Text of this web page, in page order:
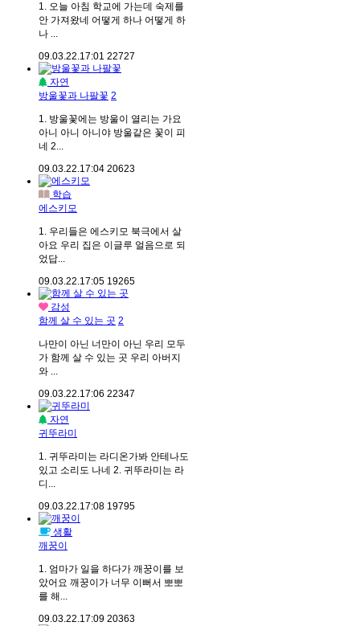
1. 오늘 아침 학교에 가는데 숙제를
안 가져왔네 어떻게 하나 어떻게 하
나 ...
09.03.22.17:01 22727
자연
방울꽃과 나팔꽃 2
1. 방울꽃에는 방울이 열리는 가요
아니 아니 아니야 방울같은 꽃이 피
네 2...
09.03.22.17:04 20623
학습
에스키모
1. 우리들은 에스키모 북극에서 살
아요 우리 집은 이글루 얼음으로 되
었답...
09.03.22.17:05 19265
감성
함께 살 수 있는 곳 2
나만이 아닌 너만이 아닌 우리 모두
가 함께 살 수 있는 곳 우리 아버지
와 ...
09.03.22.17:06 22347
자연
귀뚜라미
1. 귀뚜라미는 라디온가봐 안테나도
있고 소리도 나네 2. 귀뚜라미는 라
디...
09.03.22.17:08 19795
생활
깨꿍이
1. 엄마가 일을 하다가 깨꿍이를 보
았어요 깨꿍이가 너무 이뻐서 뽀뽀
를 해...
09.03.22.17:09 20363